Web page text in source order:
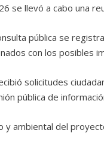
se llevó a cabo una
pública se
con los posibles
solicitudes
pública de
y ambiental del